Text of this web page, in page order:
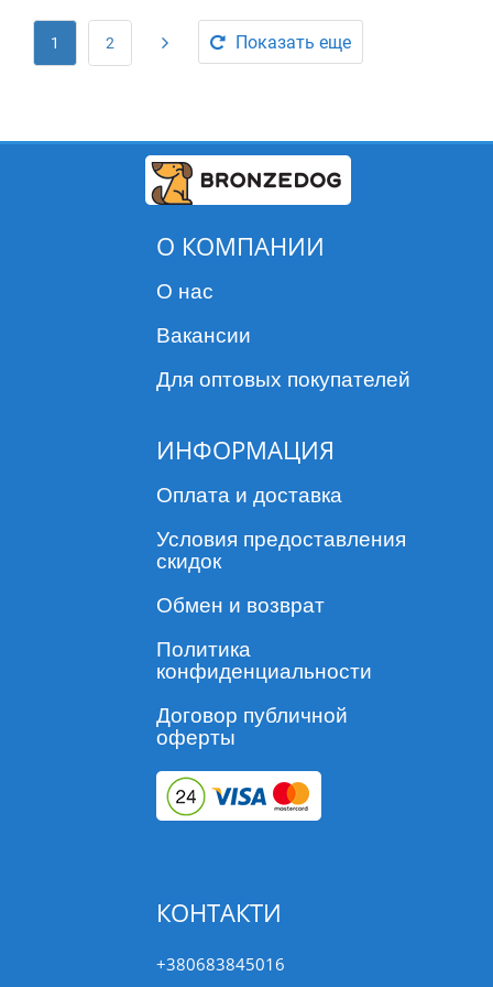
Показать еще
1 2
О КОМПАНИИ
О нас
Вакансии
Для оптовых покупателей
ИНФОРМАЦИЯ
Оплата и доставка
Условия предоставления
скидок
Обмен и возврат
Политика
конфиденциальности
Договор публичной
оферты
КОНТАКТИ
+380683845016